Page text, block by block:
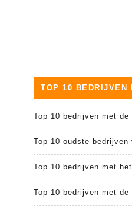
TOP 10 BEDRIJVEN
Top 10 bedrijven met de
Top 10 oudste bedrijven
Top 10 bedrijven met
Top 10 bedrijven met